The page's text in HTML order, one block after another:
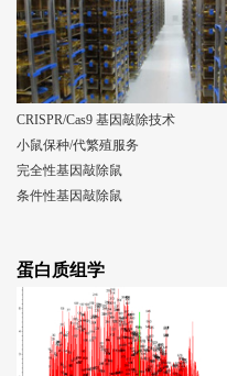
CRISPR/Cas9 基因敲除技术
小鼠保种/代繁殖服务
完全性基因敲除鼠
条件性基因敲除鼠
蛋白质组学